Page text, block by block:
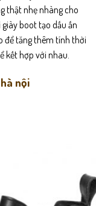
thật nhẹ nhàng cho
boot tạo dấu ấn
để tăng thêm tính thời
kết hợp với nhau.
nội